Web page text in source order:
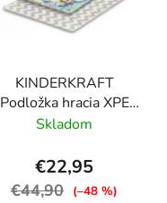
KINDERKRAFT
Podložka hracia XPE
Matty2
Skladom
€22,95
€44,90 (–48 %)